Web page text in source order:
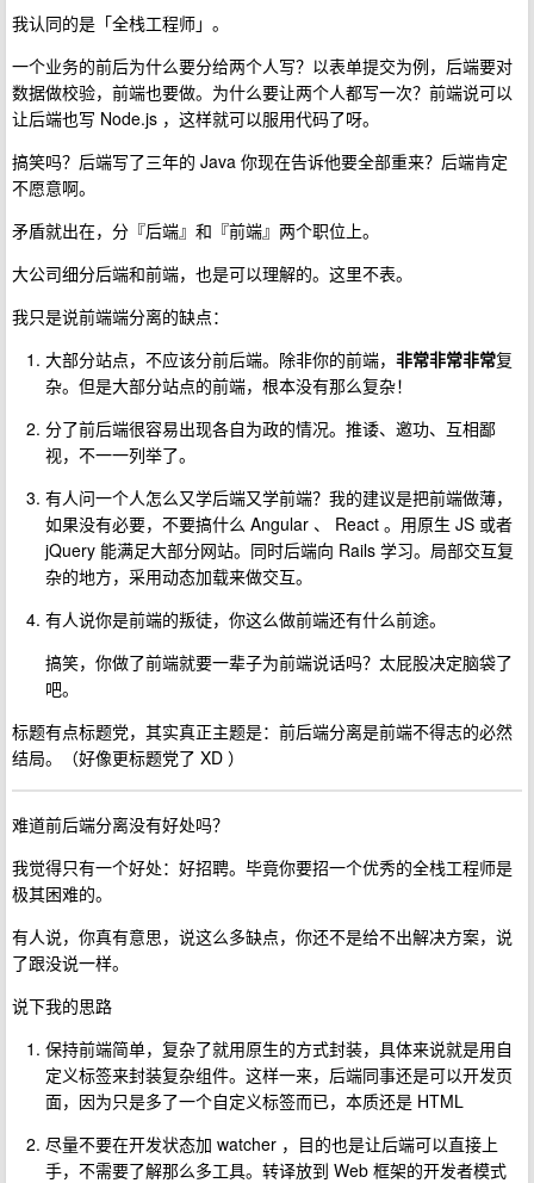
我认同的是「全栈工程师」。
一个业务的前后为什么要分给两个人写？以表单提交为例，后端要对
数据做校验，前端也要做。为什么要让两个人都写一次？前端说可以
让后端也写 Node.js ，这样就可以服用代码了呀。
搞笑吗？后端写了三年的 Java 你现在告诉他要全部重来？后端肯定
不愿意啊。
矛盾就出在，分『后端』和『前端』两个职位上。
大公司细分后端和前端，也是可以理解的。这里不表。
我只是说前端端分离的缺点：
大部分站点，不应该分前后端。除非你的前端， 非常非常非常复
杂。但是大部分站点的前端，根本没有那么复杂！
分了前后端很容易出现各自为政的情况。推诿、邀功、互相鄙
视，不一一列举了。
有人问一个人怎么又学后端又学前端？我的建议是把前端做薄，
如果没有必要，不要搞什么 Angular 、 React 。用原生 JS 或者
jQuery 能满足大部分网站。同时后端向 Rails 学习。局部交互复
杂的地方，采用动态加载来做交互。
有人说你是前端的叛徒，你这么做前端还有什么前途。
搞笑，你做了前端就要一辈子为前端说话吗？太屁股决定脑袋了
吧。
标题有点标题党，其实真正主题是：前后端分离是前端不得志的必然
结局。（好像更标题党了 XD ）
难道前后端分离没有好处吗？
我觉得只有一个好处：好招聘。毕竟你要招一个优秀的全栈工程师是
极其困难的。
有人说，你真有意思，说这么多缺点，你还不是给不出解决方案，说
了跟没说一样。
说下我的思路
保持前端简单，复杂了就用原生的方式封装，具体来说就是用自
定义标签来封装复杂组件。这样一来，后端同事还是可以开发页
面，因为只是多了一个自定义标签而已，本质还是 HTML
尽量不要在开发状态加 watcher ，目的也是让后端可以直接上
手，不需要了解那么多工具。转译放到 Web 框架的开发者模式